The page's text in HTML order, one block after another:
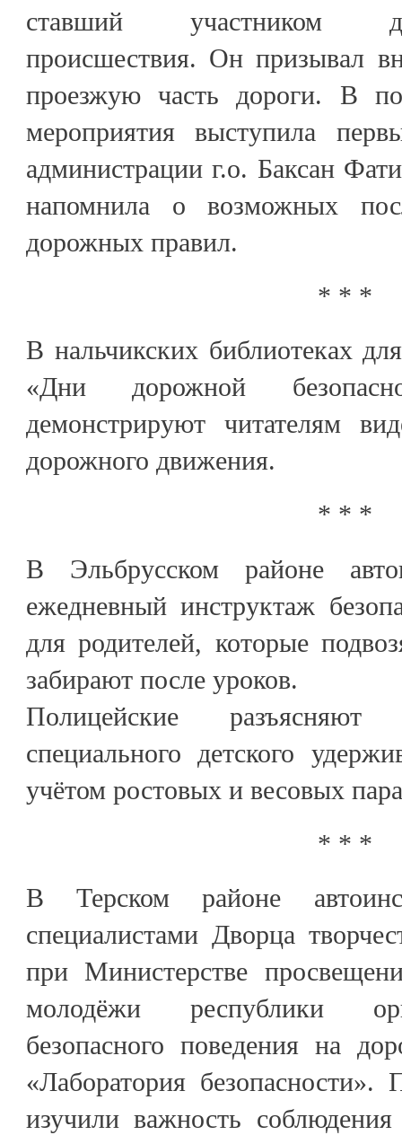
ставший участником
происшествия. Он призывал
проезжую часть дороги. В
мероприятия выступила
администрации г.о. Баксан
напомнила о возможных
дорожных правил.
* * *
В нальчикских библиотеках
«Дни дорожной
демонстрируют читателям
дорожного движения.
* * *
В Эльбрусском районе
ежедневный инструктаж
для родителей, которые
забирают после уроков.
Полицейские
специального детского
учётом ростовых и весовых
* * *
В Терском районе
специалистами Дворца
при Министерстве
молодёжи республики
безопасного поведения на
«Лаборатория
изучили важность